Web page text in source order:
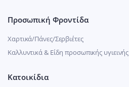
Προσωπική Φροντίδα
Χαρτικά/Πάνες/Σερβιέτες
Καλλυντικά & Είδη προσωπικής υγιεινής
Κατοικίδια